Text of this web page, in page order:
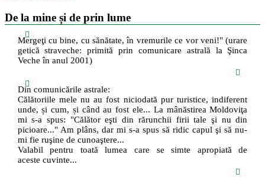
De la mine și de prin lume
Mergeţi cu bine, cu sănătate, în vremurile ce vor veni!" (urare
getică straveche: primită prin comunicare astrală la Şinca
Veche în anul 2001)
Din comunicările astrale:
Călătoriile mele nu au fost niciodată pur turistice, indiferent
unde, și cum, și când au fost ele... La mânăstirea Moldoviţa
mi s-a spus: "Călător eşti din rărunchii firii tale şi nu din
picioare..." Am plâns, dar mi s-a spus să ridic capul şi să nu-
mi fie ruşine de cunoaştere...
Valabil pentru toată lumea care se simte apropiată de
aceste cuvinte...